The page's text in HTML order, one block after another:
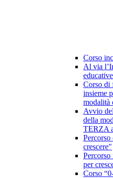
Corso
Al via
Corso di
insieme
modalità
Avvio
della
TERZA
crescere"
per
Corso